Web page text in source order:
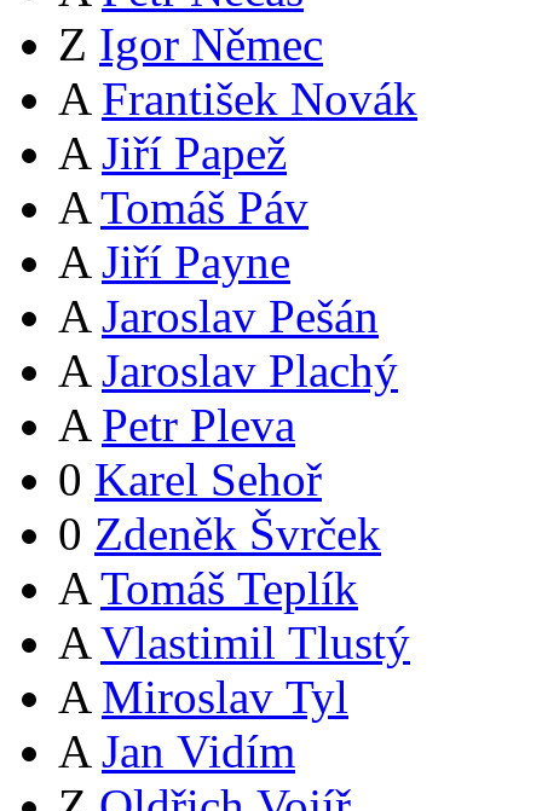
Z Igor Němec
A František Novák
A Jiří Papež
A Tomáš Páv
A Jiří Payne
A Jaroslav Pešán
A Jaroslav Plachý
A Petr Pleva
0 Karel Sehoř
0 Zdeněk Švrček
A Tomáš Teplík
A Vlastimil Tlustý
A Miroslav Tyl
A Jan Vidím